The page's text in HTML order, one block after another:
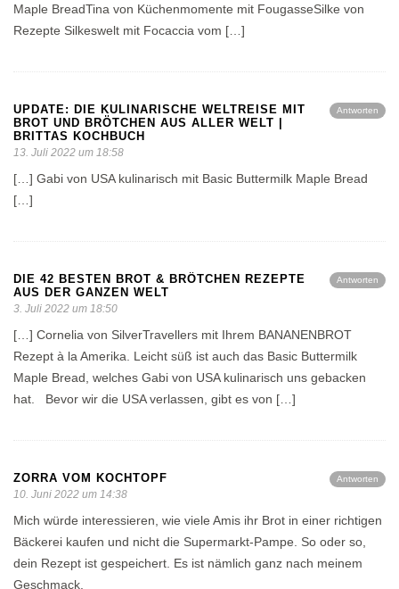
Maple BreadTina von Küchenmomente mit FougasseSilke von
Rezepte Silkeswelt mit Focaccia vom […]
Antworten
UPDATE: DIE KULINARISCHE WELTREISE MIT
BROT UND BRÖTCHEN AUS ALLER WELT |
BRITTAS KOCHBUCH
13. Juli 2022 um 18:58
[…] Gabi von USA kulinarisch mit Basic Buttermilk Maple Bread
[…]
Antworten
DIE 42 BESTEN BROT & BRÖTCHEN REZEPTE
AUS DER GANZEN WELT
3. Juli 2022 um 18:50
[…] Cornelia von SilverTravellers mit Ihrem BANANENBROT
Rezept à la Amerika. Leicht süß ist auch das Basic Buttermilk
Maple Bread, welches Gabi von USA kulinarisch uns gebacken
hat. Bevor wir die USA verlassen, gibt es von […]
Antworten
ZORRA VOM KOCHTOPF
10. Juni 2022 um 14:38
Mich würde interessieren, wie viele Amis ihr Brot in einer richtigen
Bäckerei kaufen und nicht die Supermarkt-Pampe. So oder so,
dein Rezept ist gespeichert. Es ist nämlich ganz nach meinem
Geschmack.